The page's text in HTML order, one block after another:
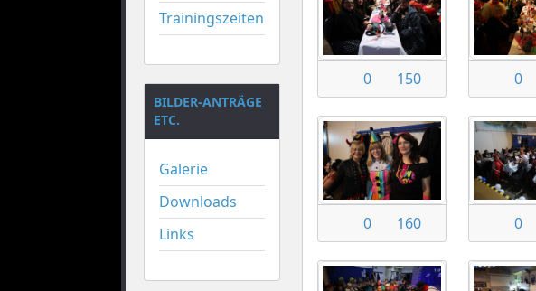
Trainingszeiten
BILDER-ANTRÄGE
ETC.
Galerie
Downloads
Links
0 150 0
0 160 0